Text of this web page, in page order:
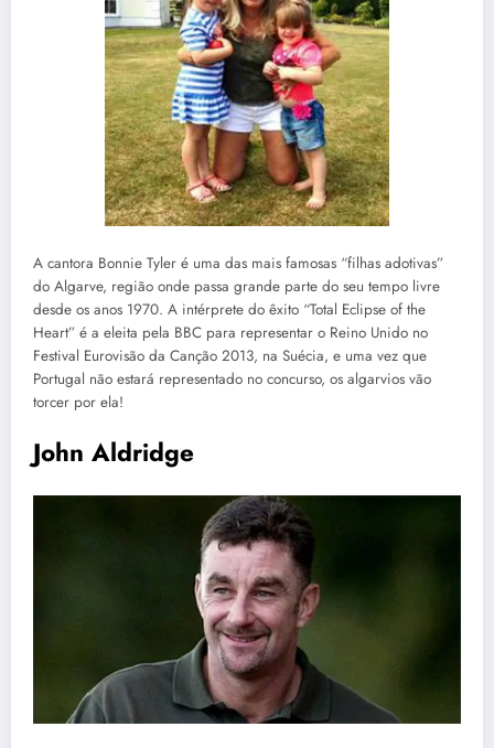
A cantora Bonnie Tyler é uma das mais famosas “filhas adotivas”
do Algarve, região onde passa grande parte do seu tempo livre
desde os anos 1970. A intérprete do êxito “Total Eclipse of the
Heart” é a eleita pela BBC para representar o Reino Unido no
Festival Eurovisão da Canção 2013, na Suécia, e uma vez que
Portugal não estará representado no concurso, os algarvios vão
torcer por ela!
John Aldridge